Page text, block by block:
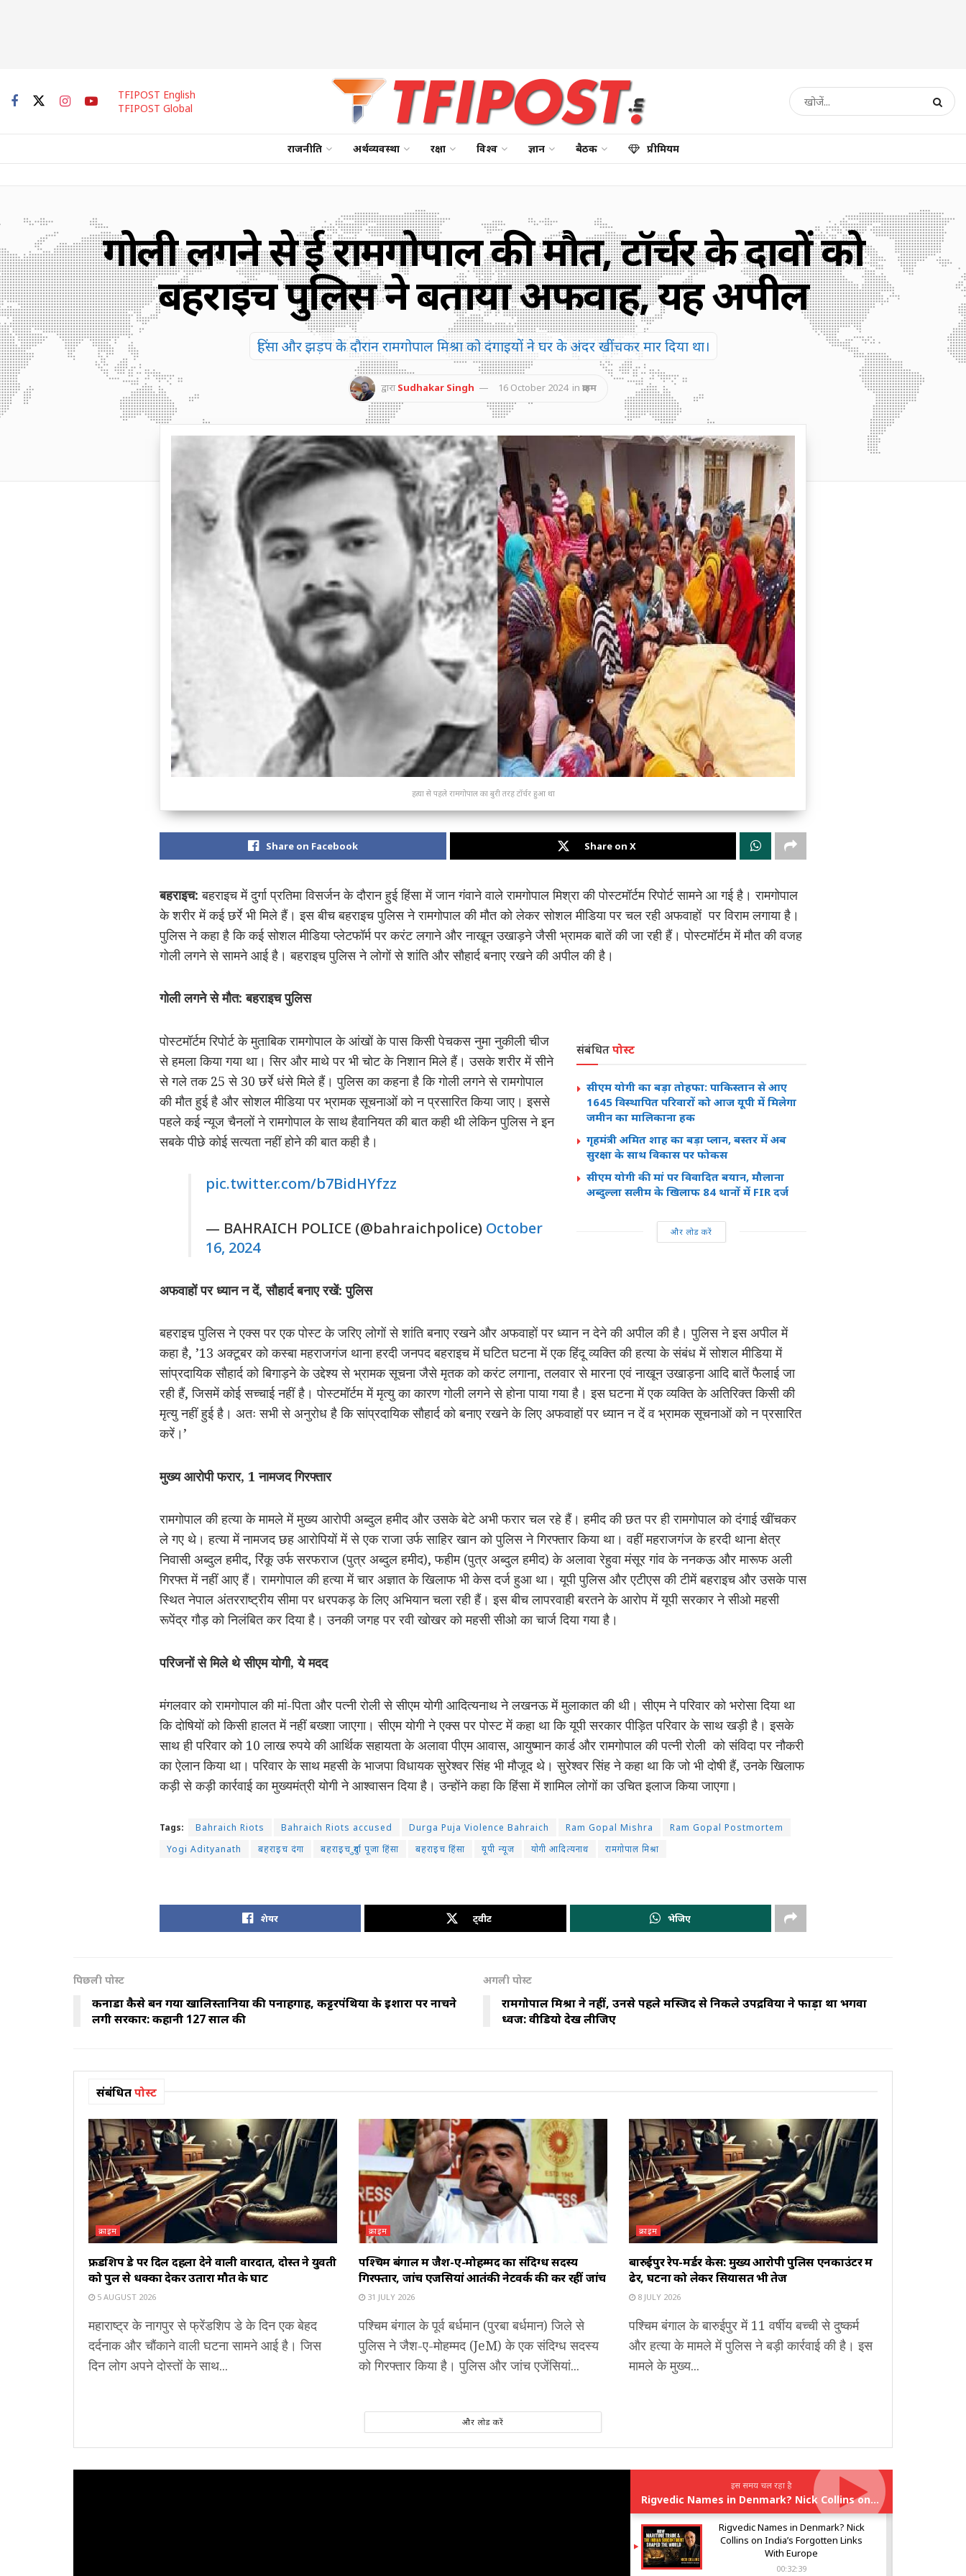
TFIPOST English
TFIPOST Global
राजनीति अर्थव्यवस्था रक्षा विश्व ज्ञान बैठक प्रीमियम
गोली लगने से हुई रामगोपाल की मौत, टॉर्चर के दावों को
बहराइच पुलिस ने बताया अफवाह, यह अपील
हिंसा और झड़प के दौरान रामगोपाल मिश्रा को दंगाइयों ने घर के अंदर खींचकर मार दिया था।
द्वारा Sudhakar Singh 16 October 2024 in क्राइम
हत्या से पहले रामगोपाल का बुरी तरह टॉर्चर हुआ था
Share on Facebook Share on X
बहराइच:बहराइच में दुर्गा प्रतिमा विसर्जन के दौरान हुई हिंसा में जान गंवाने वाले रामगोपाल मिश्रा की पोस्टमॉर्टम रिपोर्ट सामने आ गई है। रामगोपाल
के शरीर में कई छर्रे भी मिले हैं। इस बीच बहराइच पुलिस ने रामगोपाल की मौत को लेकर सोशल मीडिया पर चल रही अफवाहों पर विराम लगाया है।
पुलिस ने कहा है कि कई सोशल मीडिया प्लेटफॉर्म पर करंट लगाने और नाखून उखाड़ने जैसी भ्रामक बातें की जा रही हैं। पोस्टमॉर्टम में मौत की वजह
गोली लगने से सामने आई है। बहराइच पुलिस ने लोगों से शांति और सौहार्द बनाए रखने की अपील की है।
गोली लगने से मौत: बहराइचपुलिस
संबंधितपोस्ट
सीएम योगी का बड़ा तोहफा: पाकिस्तान से आए
1645 विस्थापित परिवारों को आज यूपी में मिलेगा
जमीन का मालिकाना हक
गृहमंत्री अमित शाह का बड़ा प्लान, बस्तर में अब
सुरक्षा के साथ विकास पर फोकस
सीएम योगी की मां पर विवादित बयान, मौलाना
अब्दुल्ला सलीम के खिलाफ 84 थानों में FIR दर्ज
और लोड करें
पोस्टमॉर्टम रिपोर्ट के मुताबिक रामगोपाल के आंखों के पास किसी पेचकस नुमा नुकीली चीज
से हमला किया गया था। सिर और माथे पर भी चोट के निशान मिले हैं। उसके शरीर में सीने
से गले तक 25 से 30 छर्रे धंसे मिले हैं। पुलिस का कहना है कि गोली लगने से रामगोपाल
की मौत हुई है और सोशल मीडिया पर भ्रामक सूचनाओं को न प्रसारित किया जाए। इससे
पहले कई न्यूज चैनलों ने रामगोपाल के साथ हैवानियत की बात कही थी लेकिन पुलिस ने इन
सबके पीछे कोई सत्यता नहीं होने की बात कही है।
pic.twitter.com/b7BidHYfzz
— BAHRAICH POLICE (@bahraichpolice) October
16, 2024
अफवाहों पर ध्यान न दें, सौहार्द बनाए रखें: पुलिस
बहराइच पुलिस ने एक्स पर एक पोस्ट के जरिए लोगों से शांति बनाए रखने और अफवाहों पर ध्यान न देने की अपील की है। पुलिस ने इस अपील में
कहा है, ’13 अक्टूबर को कस्बा महराजगंज थाना हरदी जनपद बहराइच में घटित घटना में एक हिंदू व्यक्ति की हत्या के संबंध में सोशल मीडिया में
सांप्रदायिक सौहार्द को बिगाड़ने के उद्देश्य से भ्रामक सूचना जैसे मृतक को करंट लगाना, तलवार से मारना एवं नाखून उखाड़ना आदि बातें फैलाई जा
रही हैं, जिसमें कोई सच्चाई नहीं है। पोस्टमॉर्टम में मृत्यु का कारण गोली लगने से होना पाया गया है। इस घटना में एक व्यक्ति के अतिरिक्त किसी की
मृत्यु नहीं हुई है। अतः सभी से अनुरोध है कि सांप्रदायिक सौहार्द को बनाए रखने के लिए अफवाहों पर ध्यान न दें व भ्रामक सूचनाओं को न प्रसारित
करें।’
मुख्य आरोपी फरार, 1 नामजद गिरफ्तार
रामगोपाल की हत्या के मामले में मुख्य आरोपी अब्दुल हमीद और उसके बेटे अभी फरार चल रहे हैं। हमीद की छत पर ही रामगोपाल को दंगाई खींचकर
ले गए थे। हत्या में नामजद छह आरोपियों में से एक राजा उर्फ साहिर खान को पुलिस ने गिरफ्तार किया था। वहीं महराजगंज के हरदी थाना क्षेत्र
निवासी अब्दुल हमीद, रिंकू उर्फ सरफराज (पुत्र अब्दुल हमीद), फहीम (पुत्र अब्दुल हमीद) के अलावा रेहुवा मंसूर गांव के ननकऊ और मारूफ अली
गिरफ्त में नहीं आए हैं। रामगोपाल की हत्या में चार अज्ञात के खिलाफ भी केस दर्ज हुआ था। यूपी पुलिस और एटीएस की टीमें बहराइच और उसके पास
स्थित नेपाल अंतरराष्ट्रीय सीमा पर धरपकड़ के लिए अभियान चला रही हैं। इस बीच लापरवाही बरतने के आरोप में यूपी सरकार ने सीओ महसी
रूपेंद्र गौड़ को निलंबित कर दिया है। उनकी जगह पर रवी खोखर को महसी सीओ का चार्ज दिया गया है।
परिजनों से मिले थे सीएम योगी, ये मदद
मंगलवार को रामगोपाल की मां-पिता और पत्नी रोली से सीएम योगी आदित्यनाथ ने लखनऊ में मुलाकात की थी। सीएम ने परिवार को भरोसा दिया था
कि दोषियों को किसी हालत में नहीं बख्शा जाएगा। सीएम योगी ने एक्स पर पोस्ट में कहा था कि यूपी सरकार पीड़ित परिवार के साथ खड़ी है। इसके
साथ ही परिवार को 10 लाख रुपये की आर्थिक सहायता के अलावा पीएम आवास, आयुष्मान कार्ड और रामगोपाल की पत्नी रोली को संविदा पर नौकरी
का ऐलान किया था। परिवार के साथ महसी के भाजपा विधायक सुरेश्वर सिंह भी मौजूद थे। सुरेश्वर सिंह ने कहा था कि जो भी दोषी हैं, उनके खिलाफ
कड़ी से कड़ी कार्रवाई का मुख्यमंत्री योगी ने आश्वासन दिया है। उन्होंने कहा कि हिंसा में शामिल लोगों का उचित इलाज किया जाएगा।
Tags: Bahraich Riots Bahraich Riots accused Durga Puja Violence Bahraich Ram Gopal Mishra
Ram Gopal Postmortem
Yogi Adityanath
बहराइच दंगा बहराइच दुुर्गा पूजा हिंसा बहराइच हिंसा यूपी न्यूज योगी आदित्यनाथ रामगोपाल मिश्रा
शेयर ट्वीट भेजिए
पिछली पोस्ट
कनाडा कैसे बन गया खालिस्तानियों की पनाहगाह, कट्टरपंथियों के इशारों पर नाचने
लगी सरकार: कहानी 127 साल की
अगली पोस्ट
रामगोपाल मिश्रा ने नहीं, उनसे पहले मस्जिद से निकले उपद्रवियों ने फाड़ा था भगवा
ध्वज: वीडियो देख लीजिए
संबंधितपोस्ट
क्राइम
फ्रेंडशिप डे पर दिल दहला देने वाली वारदात, दोस्त ने युवती
को पुल से धक्का देकर उतारा मौत के घाट
5 AUGUST 2026
महाराष्ट्र के नागपुर से फ्रेंडशिप डे के दिन एक बेहद
दर्दनाक और चौंकाने वाली घटना सामने आई है। जिस
दिन लोग अपने दोस्तों के साथ...
क्राइम
पश्चिम बंगाल में जैश-ए-मोहम्मद का संदिग्ध सदस्य
गिरफ्तार, जांच एजेंसियां आतंकी नेटवर्क की कर रहीं जांच
31 JULY 2026
पश्चिम बंगाल के पूर्व बर्धमान (पुरबा बर्धमान) जिले से
पुलिस ने जैश-ए-मोहम्मद (JeM) के एक संदिग्ध सदस्य
को गिरफ्तार किया है। पुलिस और जांच एजेंसियां...
क्राइम
बारुईपुर रेप-मर्डर केस: मुख्य आरोपी पुलिस एनकाउंटर में
ढेर, घटना को लेकर सियासत भी तेज
8 JULY 2026
पश्चिम बंगाल के बारुईपुर में 11 वर्षीय बच्ची से दुष्कर्म
और हत्या के मामले में पुलिस ने बड़ी कार्रवाई की है। इस
मामले के मुख्य...
और लोड करें
इस समय चल रहा है
Rigvedic Names in Denmark? Nick Collins on India’s Forgotten Links With Europe
Rigvedic Names in Denmark? Nick
Collins on India’s Forgotten Links
With Europe
00:32:39